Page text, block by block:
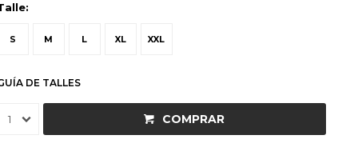
S M L XL XXL
DE TALLES
1 COMPRAR